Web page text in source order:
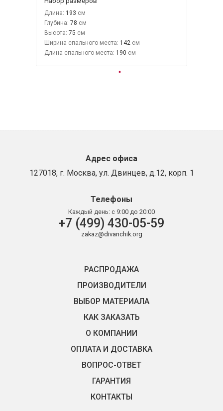
Длина: 193
Глубина: 78
Высота: 75
Ширина спального места: 142
Длина спального места: 190
Адрес офиса
127018, г. Москва, ул. Двинцев, д.12, корп. 1
Телефоны
Каждый день: с 9:00 до 20:00
+7 (499) 430-05-59
zakaz@divanchik.org
РАСПРОДАЖА
ПРОИЗВОДИТЕЛИ
ВЫБОР МАТЕРИАЛА
КАК ЗАКАЗАТЬ
О КОМПАНИИ
ОПЛАТА И ДОСТАВКА
ВОПРОС-ОТВЕТ
ГАРАНТИЯ
КОНТАКТЫ